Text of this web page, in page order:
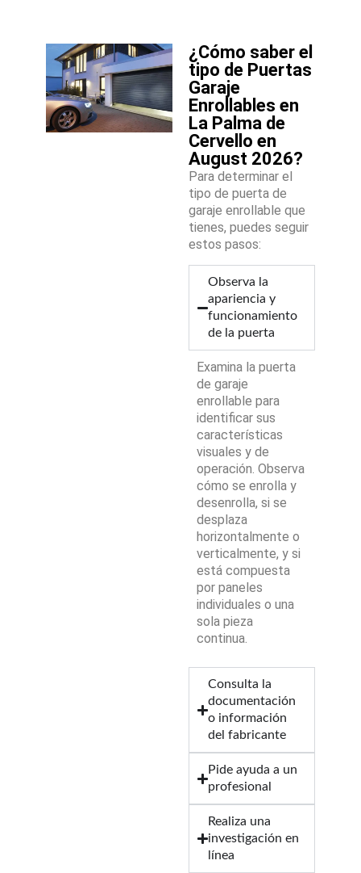
¿Cómo saber el
tipo de Puertas
Garaje
Enrollables en
La Palma de
Cervello en
August 2026?
Para determinar el
tipo de puerta de
garaje enrollable que
tienes, puedes seguir
estos pasos:
Observa la
apariencia y
funcionamiento
de la puerta
Examina la puerta
de garaje
enrollable para
identificar sus
características
visuales y de
operación. Observa
cómo se enrolla y
desenrolla, si se
desplaza
horizontalmente o
verticalmente, y si
está compuesta
por paneles
individuales o una
sola pieza
continua.
Consulta la
documentación
o información
del fabricante
Pide ayuda a un
profesional
Realiza una
investigación en
línea